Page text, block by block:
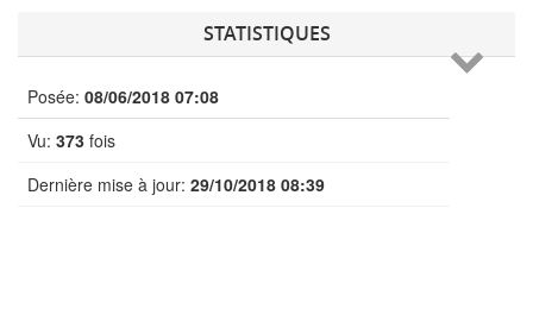
STATISTIQUES
Posée: 08/06/2018 07:08
Vu: 373 fois
Dernière mise à jour: 29/10/2018 08:39